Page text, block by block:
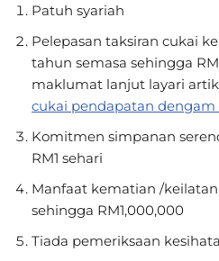
Patuh syariah
Pelepasan taksiran cukai
tahun semasa sehingga
maklumat lanjut layari
cukai pendapatan dengam
Komitmen simpanan
RM1 sehari
Manfaat kematian /
sehingga RM1,000,000
Tiada pemeriksaan